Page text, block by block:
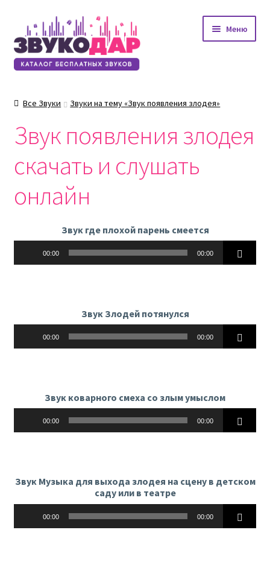
Перейти
к
навигации
Перейти
к
содержимому
Меню
Все Звуки Звуки на тему «Звук появления злодея»
Звук появления злодея
скачать и слушать
онлайн
Звук где плохой парень смеется
00:00 00:00
Звук Злодей потянулся
00:00 00:00
Звук коварного смеха со злым умыслом
00:00 00:00
Звук Музыка для выхода злодея на сцену в детском
саду или в театре
00:00 00:00